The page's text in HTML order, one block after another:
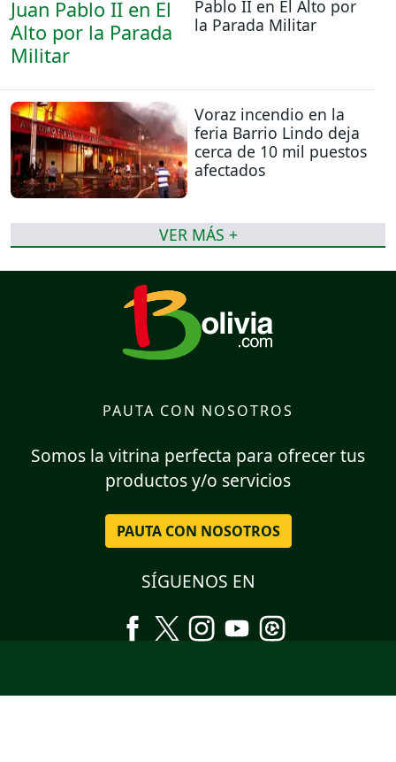
Pablo II en El Alto por
la Parada Militar
Voraz incendio en la
feria Barrio Lindo deja
cerca de 10 mil puestos
afectados
VER MÁS +
PAUTA CON NOSOTROS
Somos la vitrina perfecta para ofrecer tus
productos y/o servicios
PAUTA CON NOSOTROS
SÍGUENOS EN